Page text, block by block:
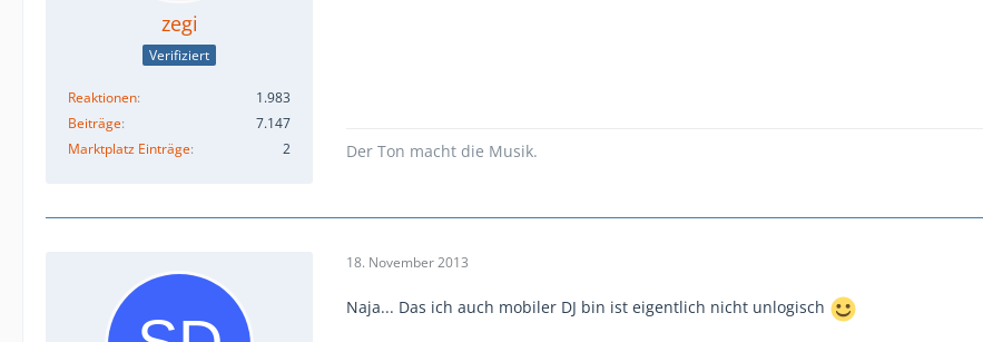
zegi
Verifiziert
Reaktionen
1.983
Beiträge
7.147
Marktplatz Einträge
2 Der Ton macht die Musik.
18. November 2013
Naja... Das ich auch mobiler DJ bin ist eigentlich nicht unlogisch